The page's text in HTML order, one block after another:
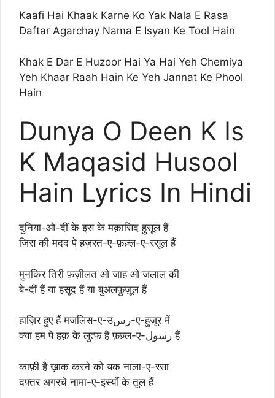
Kaafi Hai Khaak Karne Ko Yak Nala E Rasa
Daftar Agarchay Nama E Isyan Ke Tool Hain
Khak E Dar E Huzoor Hai Ya Hai Yeh Chemiya
Yeh Khaar Raah Hain Ke Yeh Jannat Ke Phool
Hain
Dunya O Deen K Is
K Maqasid Husool
Hain Lyrics In Hindi
दुनिया-ओ-दीं के इस के मक़ासिद हुसूल हैं
जिस की मदद पे हज़रत-ए-फ़ज़्ल-ए-रसूल हैं
मुनकिर तिरी फ़ज़ीलत ओ जाह ओ जलाल की
बे-दीं हैं या हसूद हैं या बुअलफ़ुज़ूल हैं
हाज़िर हुए हैं मजलिस-ए-उرس-ए-हुज़ूर में
क्या हम पे हक़ के लुत्फ़ हैं फ़ज़्ल-ए-رسول हैं
काफ़ी है ख़ाक करने को यक नाला-ए-रसा
दफ़्तर अगरचे नामा-ए-इस्याँ के तूल हैं